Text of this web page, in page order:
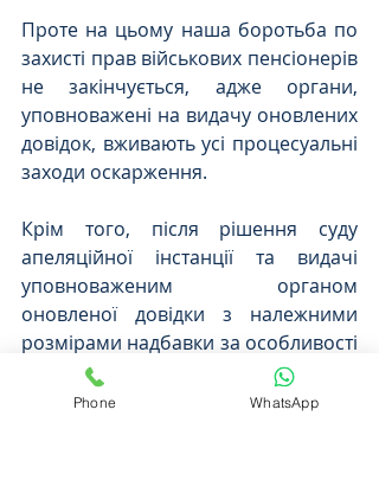
Проте на цьому наша боротьба по
захисті прав військових пенсіонерів
не закінчується, адже органи,
уповноважені на видачу оновлених
довідок, вживають усі процесуальні
заходи оскарження.
Крім того, після рішення суду
апеляційної інстанції та видачі
уповноваженим органом
оновленої довідки з належними
розмірами надбавки за особливості
проходження служби та премії,
розпочнеться кінцевий етап
Phone WhatsApp